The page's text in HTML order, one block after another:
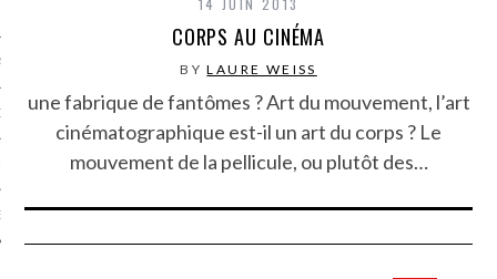
CARAVELLE
PODCAST
14 JUIN 2013
CORPS AU CINÉMA
BYLAURE WEISS
une fabrique de fantômes ? Art du mouvement, l’art
cinématographique est-il un art du corps ? Le
mouvement de la pellicule, ou plutôt des…